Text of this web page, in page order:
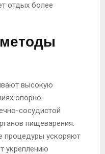
отдых более
высокую
опорно-
сосудистой
пищеварения.
процедуры ускоряют
укреплению